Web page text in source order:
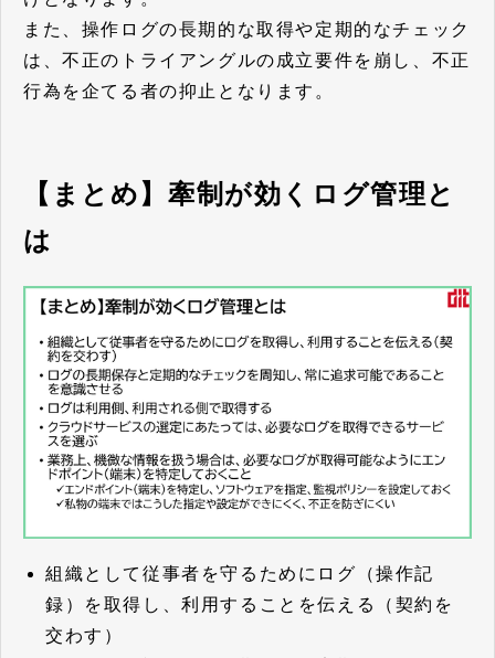
また、操作ログの長期的な取得や定期的なチェック
は、不正のトライアングルの成立要件を崩し、不正
行為を企てる者の抑止となります。
【まとめ】牽制が効くログ管理と
は
組織として従事者を守るためにログ（操作記
録）を取得し、利用することを伝える（契約を
交わす）